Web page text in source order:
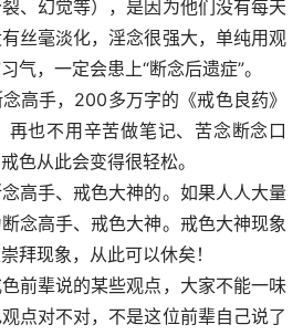
、幻觉等），是因为他们没有每天
丝毫淡化，淫念很强大，单纯用观
气，一定会患上“断念后遗症”。
高手，200多万字的《戒色良药》
再也不用辛苦做笔记、苦念断念口
色从此会变得很轻松。
高手、戒色大神的。如果人人大量
念高手、戒色大神。戒色大神现象
拜现象，从此可以休矣！
前辈说的某些观点，大家不能一味
点对不对，不是这位前辈自己说了